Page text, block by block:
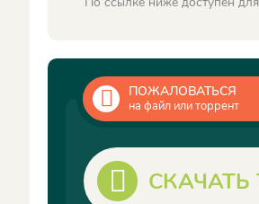
ПОЖАЛОВАТЬСЯ
на файл или торрент
СКАЧАТЬ